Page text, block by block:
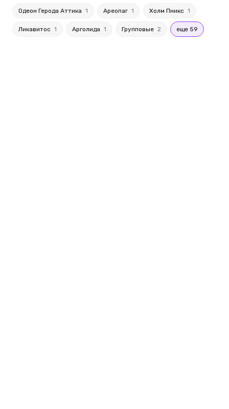
Одеон Герода Аттика 1 Ареопаг 1 Холм Пникс 1
Ликавитос 1 Арголида 1 Групповые 2 еще 59